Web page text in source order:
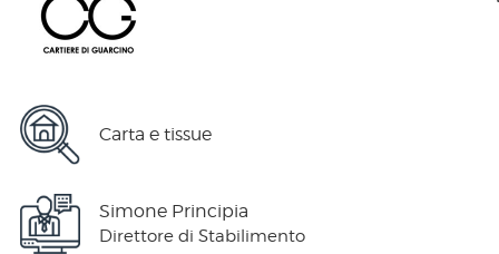
Carta e tissue
Simone Principia
Direttore di Stabilimento